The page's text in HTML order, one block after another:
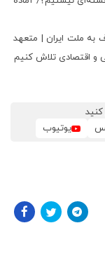
به ملت ایران | متعهد
و اقتصادی تلاش کنیم
یوتیوب